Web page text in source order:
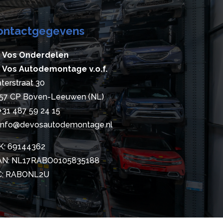
Vos Onderdelen
Vos Autodemontage v.o.f.
30
CP Boven-Leeuwen (NL)
487 59 24 15
69144362
NL17RABO0105835188
RABONL2U